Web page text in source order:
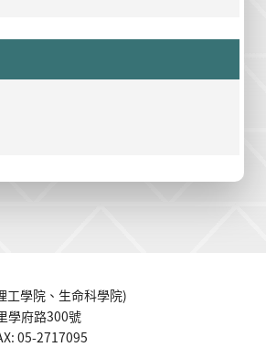
工學院、生命科學院)
學府路300號
05-2717095